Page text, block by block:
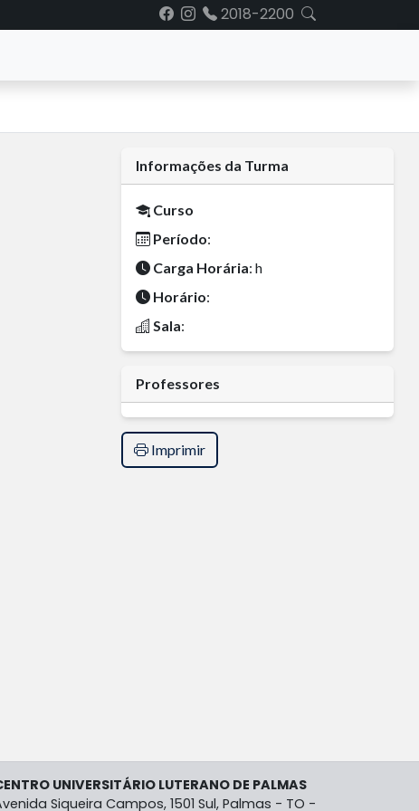
2018-2200
Informações da Turma
Curso
Período:
Carga Horária: h
Horário:
Sala:
Professores
Imprimir
UNIVERSITÁRIO LUTERANO DE PALMAS
Siqueira Campos, 1501 Sul, Palmas - TO -